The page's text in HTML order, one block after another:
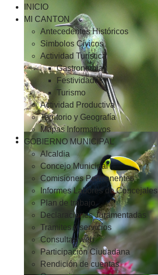
INICIO
MI CANTON
Antecedentes Históricos
Simbolos Cívicos
Actividad Turística
Gastronomía
Festividades
Turismo
Actividad Productiva
Territorio y Geografía
Mapas Informativos
GOBIERNO MUNICIPAL
Alcaldia
Concejo Municipal
Comisiones Permanentes
Informes Labores de Concejales
Plan de trabajo
Declaraciones Juramentadas
Tramites y servicios
Consultas web
Participación Ciudadana
Rendición de cuentas